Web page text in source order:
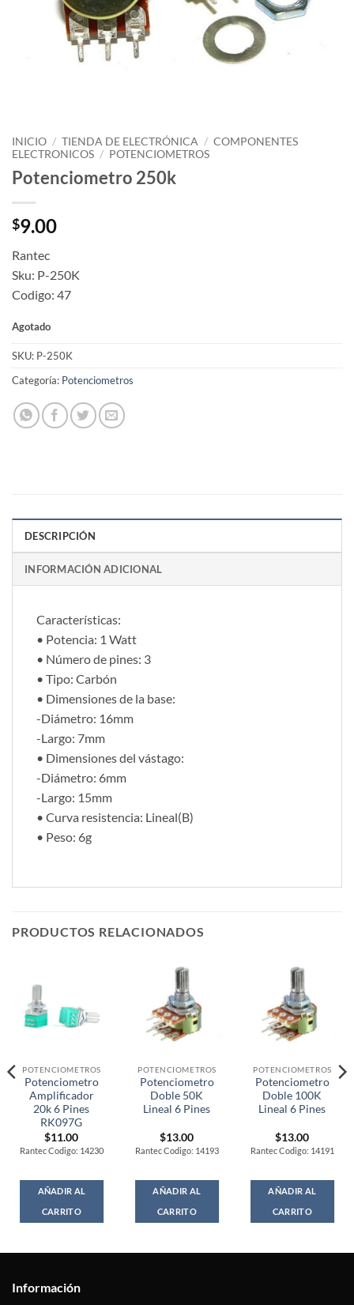
INICIO / TIENDA DE ELECTRÓNICA / COMPONENTES
ELECTRONICOS / POTENCIOMETROS
Potenciometro 250k
$9.00
Rantec
Sku: P-250K
Codigo: 47
Agotado
SKU: P-250K
Categoría: Potenciometros
DESCRIPCIÓN
INFORMACIÓN ADICIONAL
Características:
• Potencia: 1 Watt
• Número de pines: 3
• Tipo: Carbón
• Dimensiones de la base:
-Diámetro: 16mm
-Largo: 7mm
• Dimensiones del vástago:
-Diámetro: 6mm
-Largo: 15mm
• Curva resistencia: Lineal(B)
• Peso: 6g
PRODUCTOS RELACIONADOS
POTENCIOMETROS
Potenciometro
Amplificador
20k 6 Pines
RK097G
$11.00
Rantec Codigo: 14230
AÑADIR AL
CARRITO
POTENCIOMETROS
Potenciometro
Doble 50K
Lineal 6 Pines
$13.00
Rantec Codigo: 14193
AÑADIR AL
CARRITO
POTENCIOMETROS
Potenciometro
Doble 100K
Lineal 6 Pines
$13.00
Rantec Codigo: 14191
AÑADIR AL
CARRITO
Información